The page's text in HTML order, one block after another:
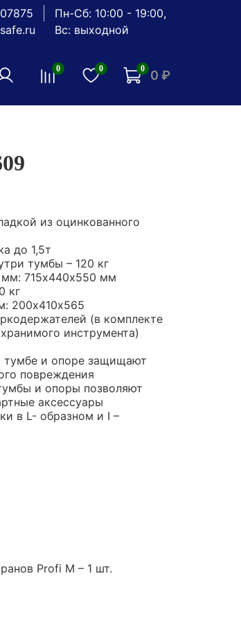
Пн-Сб: 10:00 - 19:00,
Вс: выходной
0 0 0 0 ₽
из оцинкованного
до 1,5т
тумбы – 120 кг
715х440х550 мм
кг
200х410х565
(в комплекте
инструмента)
тумбе и опоре защищают
повреждения
и опоры позволяют
аксессуары
в L- образном и I –
Profi M – 1 шт.